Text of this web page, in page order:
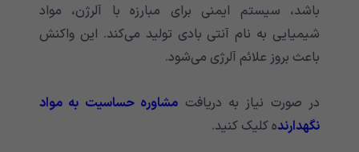
باشد، سیستم ایمنی برای مبارزه با آلرژن، مواد
شیمیایی به نام آنتی بادی تولید می‌‌‌‌‌‌‌‌‌‌‌‌‌‌‌‌‌‌‌‌‌‌‌‌‌‌‌‌‌‌‌‌‌‌‌‌‌‌‌‌‌‌‌کند. این واکنش
باعث بروز علائم آلرژی می‌‌‌‌‌‌‌‌‌‌‌‌‌‌‌‌‌‌‌‌‌‌‌‌‌‌‌‌‌‌‌‌‌‌‌‌‌‌‌‌‌‌‌شود.
در صورت نیاز به دریافت مشاوره حساسیت به مواد
نگهدارندهکلیک کنید.